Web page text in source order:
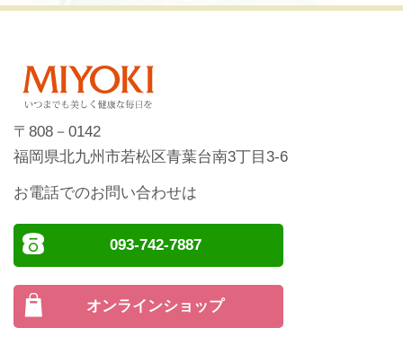
〒808－0142
福岡県北九州市若松区青葉台南3丁目3-6
お電話でのお問い合わせは
093-742-7887
オンラインショップ